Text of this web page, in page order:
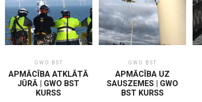
GWO BST
APMĀCĪBA ATKLĀTĀ
JŪRĀ | GWO BST
KURSS
GWO BST
APMĀCĪBA UZ
SAUSZEMES | GWO
BST KURSS